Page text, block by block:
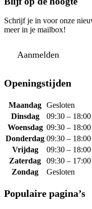
Schrijf je in voor onze
meer in je mailbox!
Aanmelden
Openingstijden
Maandag Gesloten
Dinsdag
09:30 – 18:00
Woensdag 09:30 – 18:00
Donderdag 09:30 – 18:00
Vrijdag
09:30 – 18:00
Zaterdag
09:30 – 17:00
Zondag
Gesloten
Populaire pagina’s